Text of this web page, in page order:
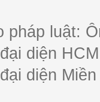
pháp luật:
diện
diện